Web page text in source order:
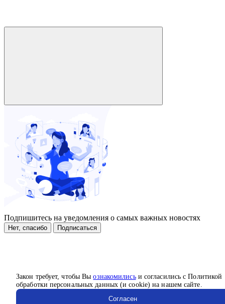
Закон требует, чтобы Выознакомилисьи согласились с Политикой
обработки персональных данных (и cookie) на нашем сайте.
Согласен
Подпишитесь на уведомления о самых важных новостях
Нет, спасибо Подписаться